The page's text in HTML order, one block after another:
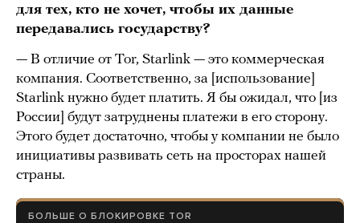
для тех, кто не хочет, чтобы их данные
передавались государству?
— В отличие от Tor, Starlink — это коммерческая
компания. Соответственно, за [использование]
Starlink нужно будет платить. Я бы ожидал, что [из
России] будут затруднены платежи в его сторону.
Этого будет достаточно, чтобы у компании не было
инициативы развивать сеть на просторах нашей
страны.
БОЛЬШЕ О БЛОКИРОВКЕ TOR